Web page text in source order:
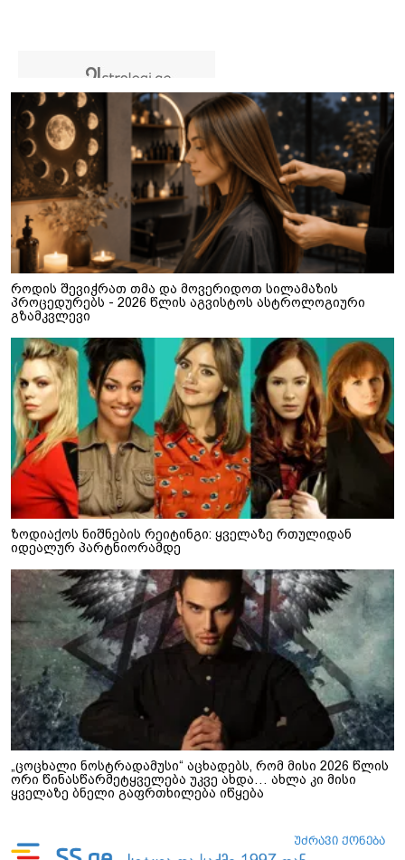
როდის შევიჭრათ თმა და მოვერიდოთ სილამაზის
პროცედურებს - 2026 წლის აგვისტოს ასტროლოგიური
გზამკვლევი
ზოდიაქოს ნიშნების რეიტინგი: ყველაზე რთულიდან
იდეალურ პარტნიორამდე
„ცოცხალი ნოსტრადამუსი“ აცხადებს, რომ მისი 2026 წლის
ორი წინასწარმეტყველება უკვე ახდა… ახლა კი მისი
ყველაზე ბნელი გაფრთხილება იწყება